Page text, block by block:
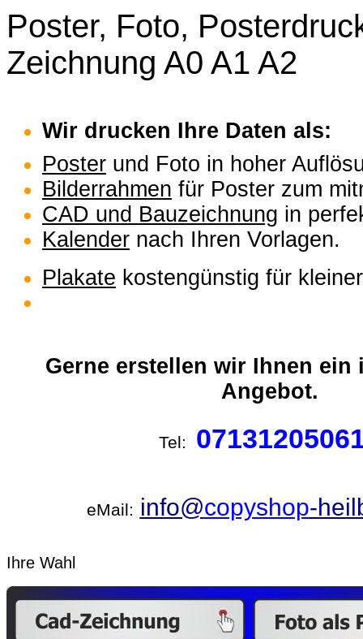
Poster, Foto,
Zeichnung A0 A1 A2
Wir drucken Ihre Daten als:
Poster und Foto in hoher
Bilderrahmen für Poster zum
CAD und Bauzeichnung in
Kalender nach Ihren Vorlagen.
Plakate kostengünstig für
Gerne erstellen wir Ihnen
Angebot.
Tel:
eMail: info@copyshop-
Ihre Wahl